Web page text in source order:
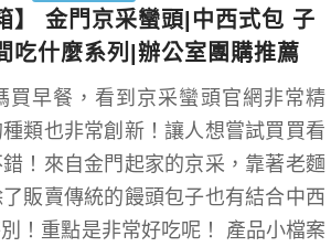
】 金門京采蠻頭|中西式包 子
吃什麼系列|辦公室團購推薦
買早餐，看到京采蠻頭官網非常精
類也非常創新！讓人想嘗試買買看
！來自金門起家的京采，靠著老麵
販賣傳統的饅頭包子也有結合中西
！重點是非常好吃呢！ 產品小檔案